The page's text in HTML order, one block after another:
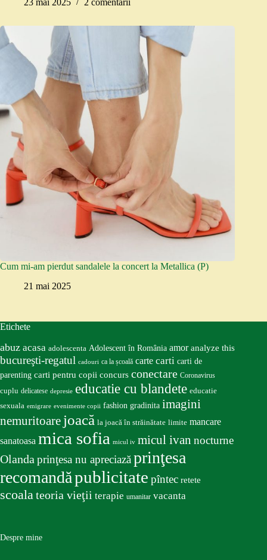
23 mai 2025
2 comentarii
Cum mi-am pierdut sandalele la concert la Metallica (P)
21 mai 2025
Etichete
abuz acasa adolescenta Adolescent în România amor analyze this
bucureşti-regatul cadouri ca la școală carte carti carti de
parenting carti pentru copii concurs conectare Coronavirus
cuplu delicatese depresie educatie cu blandete educatie
sexuala emigrare evenimente copii fashion gradinita imagini
nemuritoare joacă la joacă în străinătate limite mancare
sanatoasa mica sofia micul iv micul ivan nocturne
Olandaprinţesa nu apreciazăprinţesa
recomandăpublicitate pîntec retete
scoalateoria vieţii terapie umanitar vacanta
Despre mine